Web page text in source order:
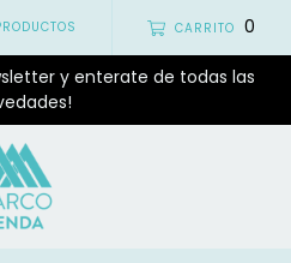
CARRITO 0
y enterate de todas las